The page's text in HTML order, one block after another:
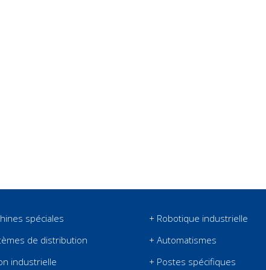
spéciales
de distribution
industrielle
+ Robotique industrielle
+ Automatismes
+ Postes spécifiques